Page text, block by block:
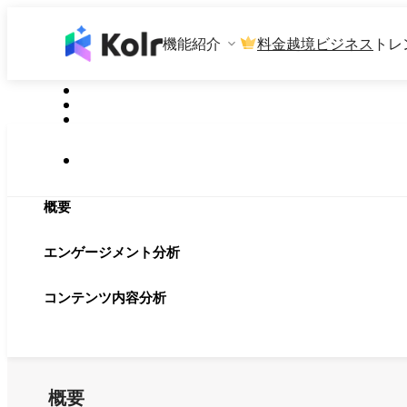
機能紹介 料金越境ビジネス ト
概要
エンゲージメント分析
コンテンツ内容分析
概要